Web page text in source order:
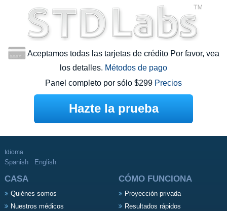
Aceptamos todas las tarjetas de crédito Por favor, vea
los detalles. Métodos de pago
Panel completo por sólo $299 Precios
Hazte la prueba
Idioma
Spanish English
CASA
Quiénes somos
Nuestros médicos
CÓMO FUNCIONA
Proyección privada
Resultados rápidos